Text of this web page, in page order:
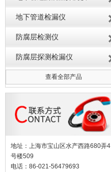
地下管道检漏仪
防腐层检测仪
防腐层探测检漏仪
查看全部产品
地址：上海市宝山区水产西路680弄4
号楼509
电话：86-021-56479693